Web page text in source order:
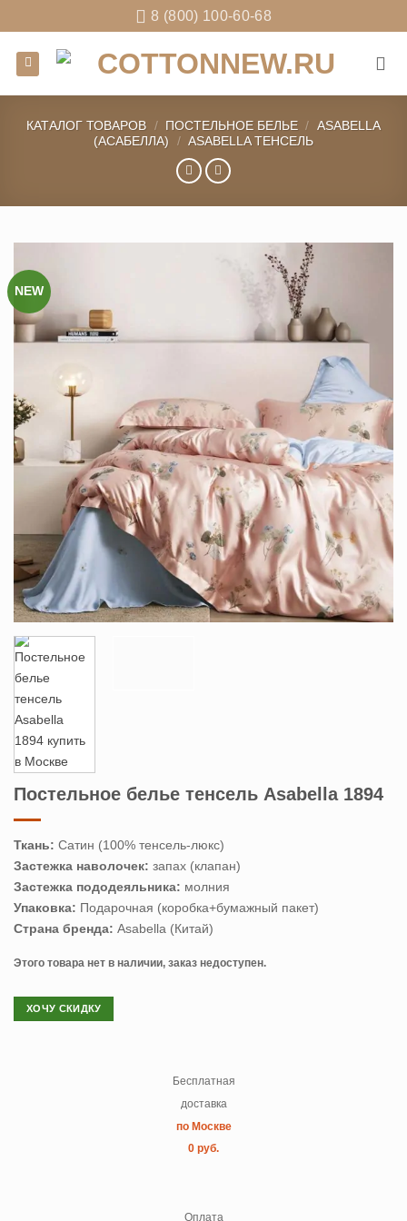
to
content
8 (800) 100-60-68
КАТАЛОГ ТОВАРОВ / ПОСТЕЛЬНОЕ БЕЛЬЕ / ASABELLA
(АСАБЕЛЛА)
/ ASABELLA ТЕНСЕЛЬ
NEW
Постельное белье тенсель Asabella 1894
Ткань: Сатин (100% тенсель-люкс)
Застежка наволочек: запах (клапан)
Застежка пододеяльника: молния
Упаковка: Подарочная (коробка+бумажный пакет)
Страна бренда: Asabella (Китай)
Этого товара нет в наличии, заказ недоступен.
ХОЧУ СКИДКУ
Бесплатная
доставка
по Москве
0 руб.
Оплата